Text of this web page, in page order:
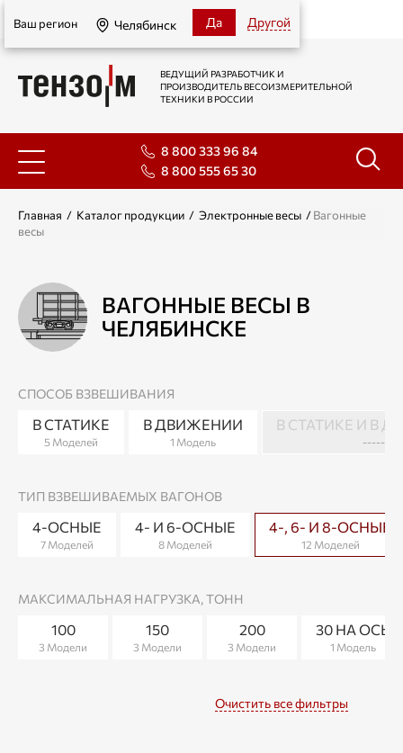
Челябинск
Ваш регион Челябинск Да Другой
ВЕДУЩИЙ РАЗРАБОТЧИК И
ПРОИЗВОДИТЕЛЬ ВЕСОИЗМЕРИТЕЛЬНОЙ
ТЕХНИКИ В РОССИИ
8 800 333 96 84
8 800 555 65 30
Главная / Каталог продукции / Электронные весы /Вагонные
весы
ВАГОННЫЕ ВЕСЫ В
ЧЕЛЯБИНСКЕ
СПОСОБ ВЗВЕШИВАНИЯ
В СТАТИКЕ
5 Моделей
В ДВИЖЕНИИ
1 Модель
В СТАТИКЕ И В
-----
ТИП ВЗВЕШИВАЕМЫХ ВАГОНОВ
4-ОСНЫЕ
7 Моделей
4- И 6-ОСНЫЕ
8 Моделей
4-, 6- И 8-ОСНЫЕ
12 Моделей
МАКСИМАЛЬНАЯ НАГРУЗКА, ТОНН
100
3 Модели
150
3 Модели
200
3 Модели
30 НА ОСЬ
1 Модель
Очистить все фильтры